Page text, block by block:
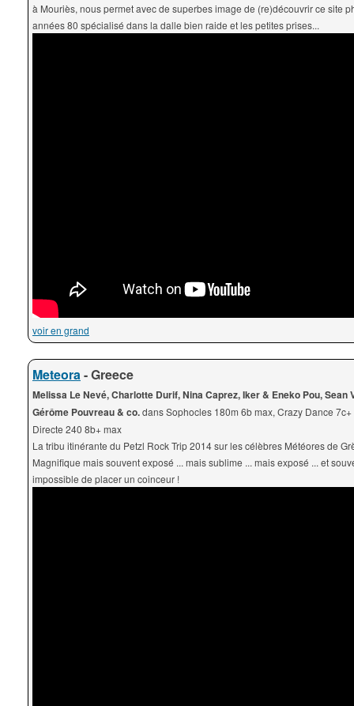
à Mouriès, nous permet avec de superbes image de (re)découvrir ce site
années 80 spécialisé dans la dalle bien raide et les petites prises...
voir en grand
Meteora- Greece
Melissa Le Nevé, Charlotte Durif, Nina Caprez, Iker & Eneko Pou, Sean
Gérôme Pouvreau & co.dans Sophocles 180m 6b max, Crazy Dance
Directe 240 8b+ max
La tribu itinérante du Petzl Rock Trip 2014 sur les célèbres Météores de
Magnifique mais souvent exposé ... mais sublime ... mais exposé ... et
impossible de placer un coinceur !